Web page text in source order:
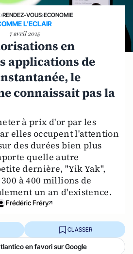
›RENDEZ-VOUS›ECONOMIE
L'ECLAIR
7 avril 2015
en
applications de
le
connaissait pas la
à prix d'or par les
elles occupent l'attention
des durées bien plus
quelle autre
dernière, "Yik Yak",
à 400 millions de
un an d'existence.
Frédéric Fréry
CLASSER
en favori sur Google